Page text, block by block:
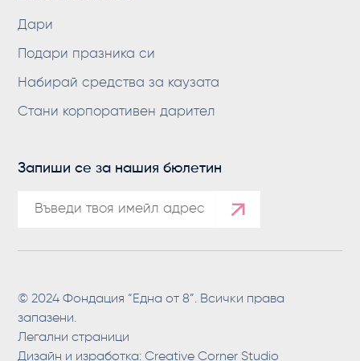
Дари
Подари празника си
Набирай средства за каузата
Стани корпоративен дарител
Запиши се за нашия бюлетин
© 2024 Фондация “Една от 8”. Всички права
запазени.
Легални страници
Дизайн и изработка:Creative Corner Studio